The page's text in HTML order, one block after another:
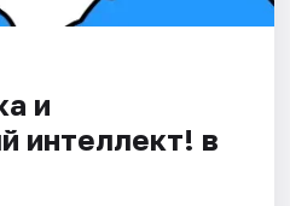
и
интеллект! в